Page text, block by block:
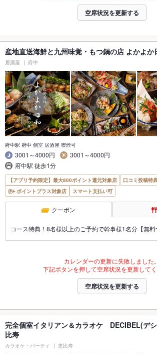
空席状況を更新する
産地直送海鮮と九州味覚・もつ鍋の店 よかよか
居酒屋 府中
府中駅 府中 個室 居酒屋 喫煙可
3001～4000円
3001～4000円
府中駅 徒歩1分
【アプリ予約限定】最大800ポイント還元対象店
口コミ投稿特
ポイントプラス対象店
スマート支払い可
クーポン
コース特典！8名様以上のご予約で幹事様1名分【無料
カレンダーの更新に失敗しました。
下記ボタンを押して空席状況を更新してく
空席状況を更新する
完全個室イタリアン＆カラオケ DECIBEL(デ
比寿
カラオケ・パーティ 恵比寿